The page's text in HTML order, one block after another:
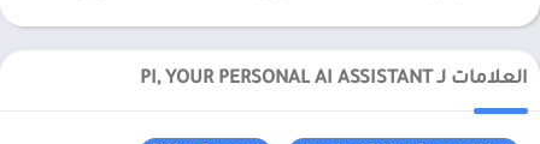
العلامات لـ PI, YOUR PERSONAL AI ASSISTANT